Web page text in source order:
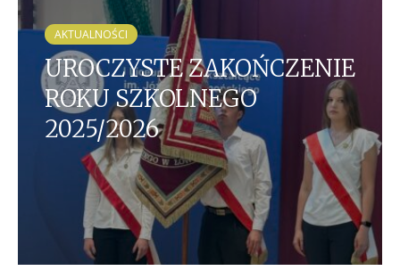
AKTUALNOŚCI
UROCZYSTE ZAKOŃCZENIE
ROKU SZKOLNEGO
2025/2026